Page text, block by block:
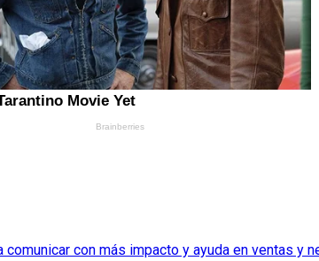
con más impacto y ayuda en ventas y